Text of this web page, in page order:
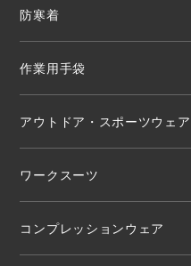
防寒着
作業用手袋
アウトドア・スポーツウェア
ワークスーツ
コンプレッションウェア